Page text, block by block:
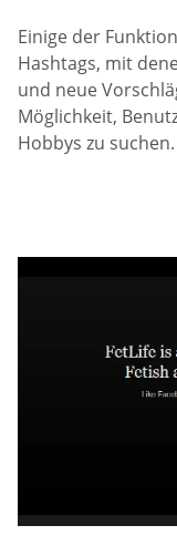
Einige der
Hashtags, mit
und neue
Möglichkeit,
Hobbys zu suchen.